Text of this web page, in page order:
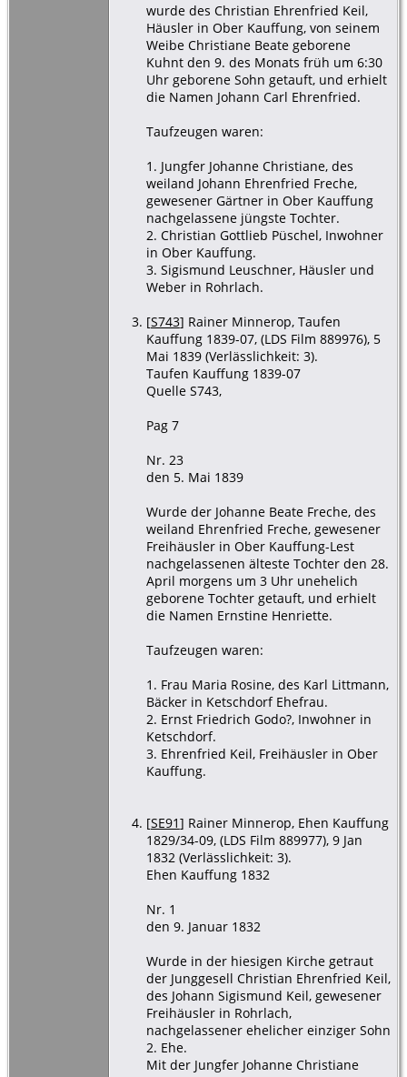
wurde des Christian Ehrenfried Keil,
Häusler in Ober Kauffung, von seinem
Weibe Christiane Beate geborene
Kuhnt den 9. des Monats früh um 6:30
Uhr geborene Sohn getauft, und erhielt
die Namen Johann Carl Ehrenfried.
Taufzeugen waren:
1. Jungfer Johanne Christiane, des
weiland Johann Ehrenfried Freche,
gewesener Gärtner in Ober Kauffung
nachgelassene jüngste Tochter.
2. Christian Gottlieb Püschel, Inwohner
in Ober Kauffung.
3. Sigismund Leuschner, Häusler und
Weber in Rohrlach.
[S743] Rainer Minnerop, Taufen
Kauffung 1839-07, (LDS Film 889976), 5
Mai 1839 (Verlässlichkeit: 3).
Taufen Kauffung 1839-07
Quelle S743,
Pag 7
Nr. 23
den 5. Mai 1839
Wurde der Johanne Beate Freche, des
weiland Ehrenfried Freche, gewesener
Freihäusler in Ober Kauffung-Lest
nachgelassenen älteste Tochter den 28.
April morgens um 3 Uhr unehelich
geborene Tochter getauft, und erhielt
die Namen Ernstine Henriette.
Taufzeugen waren:
1. Frau Maria Rosine, des Karl Littmann,
Bäcker in Ketschdorf Ehefrau.
2. Ernst Friedrich Godo?, Inwohner in
Ketschdorf.
3. Ehrenfried Keil, Freihäusler in Ober
Kauffung.
[SE91] Rainer Minnerop, Ehen Kauffung
1829/34-09, (LDS Film 889977), 9 Jan
1832 (Verlässlichkeit: 3).
Ehen Kauffung 1832
Nr. 1
den 9. Januar 1832
Wurde in der hiesigen Kirche getraut
der Junggesell Christian Ehrenfried Keil,
des Johann Sigismund Keil, gewesener
Freihäusler in Rohrlach,
nachgelassener ehelicher einziger Sohn
2. Ehe.
Mit der Jungfer Johanne Christiane